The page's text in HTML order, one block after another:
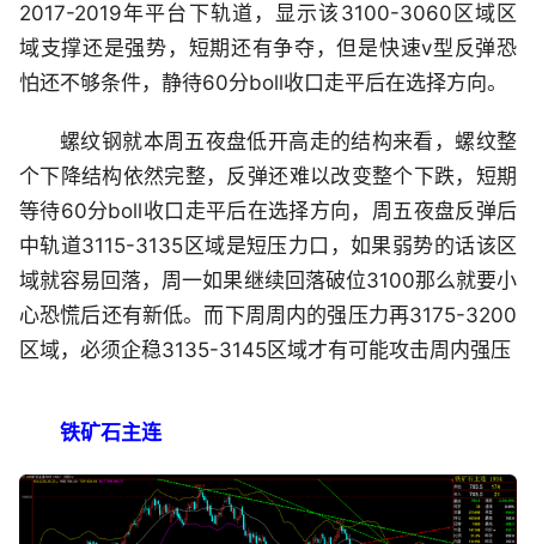
2017-2019年平台下轨道，显示该3100-3060区域区
域支撑还是强势，短期还有争夺，但是快速v型反弹恐
怕还不够条件，静待60分boll收口走平后在选择方向。
螺纹钢就本周五夜盘低开高走的结构来看，螺纹整
个下降结构依然完整，反弹还难以改变整个下跌，短期
等待60分boll收口走平后在选择方向，周五夜盘反弹后
中轨道3115-3135区域是短压力口，如果弱势的话该区
域就容易回落，周一如果继续回落破位3100那么就要小
心恐慌后还有新低。而下周周内的强压力再3175-3200
区域，必须企稳3135-3145区域才有可能攻击周内强压
铁矿石主连